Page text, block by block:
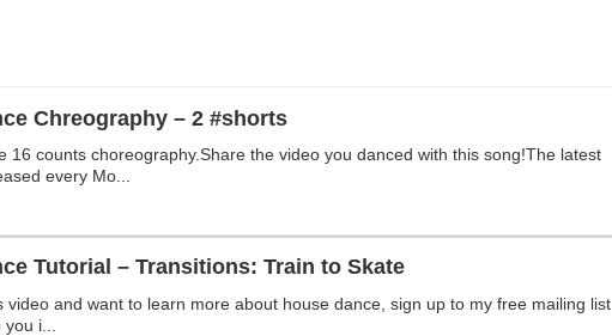
Chreography – 2 #shorts
16 counts choreography.Share the video you danced with this song!The latest
every Mo...
Tutorial – Transitions: Train to Skate
video and want to learn more about house dance, sign up to my free mailing list
i...